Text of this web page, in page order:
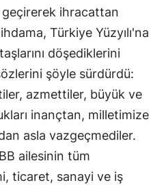
ihracattan
Türkiye Yüzyılı'na
döşediklerini
şöyle sürdürdü:
azmettiler, büyük ve
inançtan, milletimize
asla vazgeçmediler.
ailesinin tüm
ticaret, sanayi ve iş